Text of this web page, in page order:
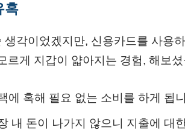
혹
생각이었겠지만, 신용카드를 사용
르게 지갑이 얇아지는 경험, 해보
에 혹해 필요 없는 소비를 하게 됩
내 돈이 나가지 않으니 지출에 대